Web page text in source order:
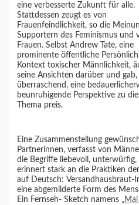
eine verbesserte Zukunft für alle.
Stattdessen zeugt es von
Frauenfeindlichkeit, so die
Supportern des Feminismus und
Frauen. Selbst Andrew Tate, eine
prominente öffentliche
Kontext toxischer Männlichkeit,
seine Ansichten darüber und
überraschend, eine
beunruhigende Perspektive zu
Thema preis.
Eine Zusammenstellung
Partnerinnen, verfasst von
die Begriffe liebevoll,
erinnert stark an die Praktiken
auf Deutsch: Versandhausbraut-
eine abgemilderte Form des
Ein Fernseh- Sketch namens